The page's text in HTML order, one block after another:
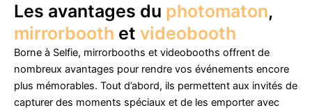
Les avantages du photomaton,
mirrorbooth et videobooth
Borne à Selfie, mirrorbooths et videobooths offrent de
nombreux avantages pour rendre vos événements encore
plus mémorables. Tout d’abord, ils permettent aux invités de
capturer des moments spéciaux et de les emporter avec